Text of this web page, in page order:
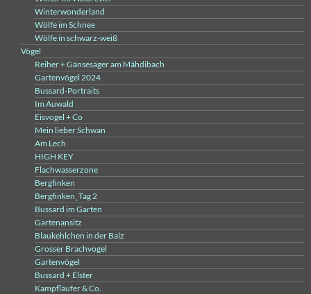
Winterwonderland
Wölfe im Schnee
Wölfe in schwarz-weiß
Vögel
Reiher + Gänsesäger am Mähdibach
Gartenvögel 2024
Bussard-Portraits
Im Auwald
Eisvogel + Co
Mein lieber Schwan
Am Lech
HIGH KEY
Flachwasserzone
Bergfinken
Bergfinken_Tag 2
Bussard im Garten
Gartenansitz
Blaukehlchen in der Balz
Grosser Brachvogel
Gartenvögel
Bussard + Elster
Kampfläufer & Co.